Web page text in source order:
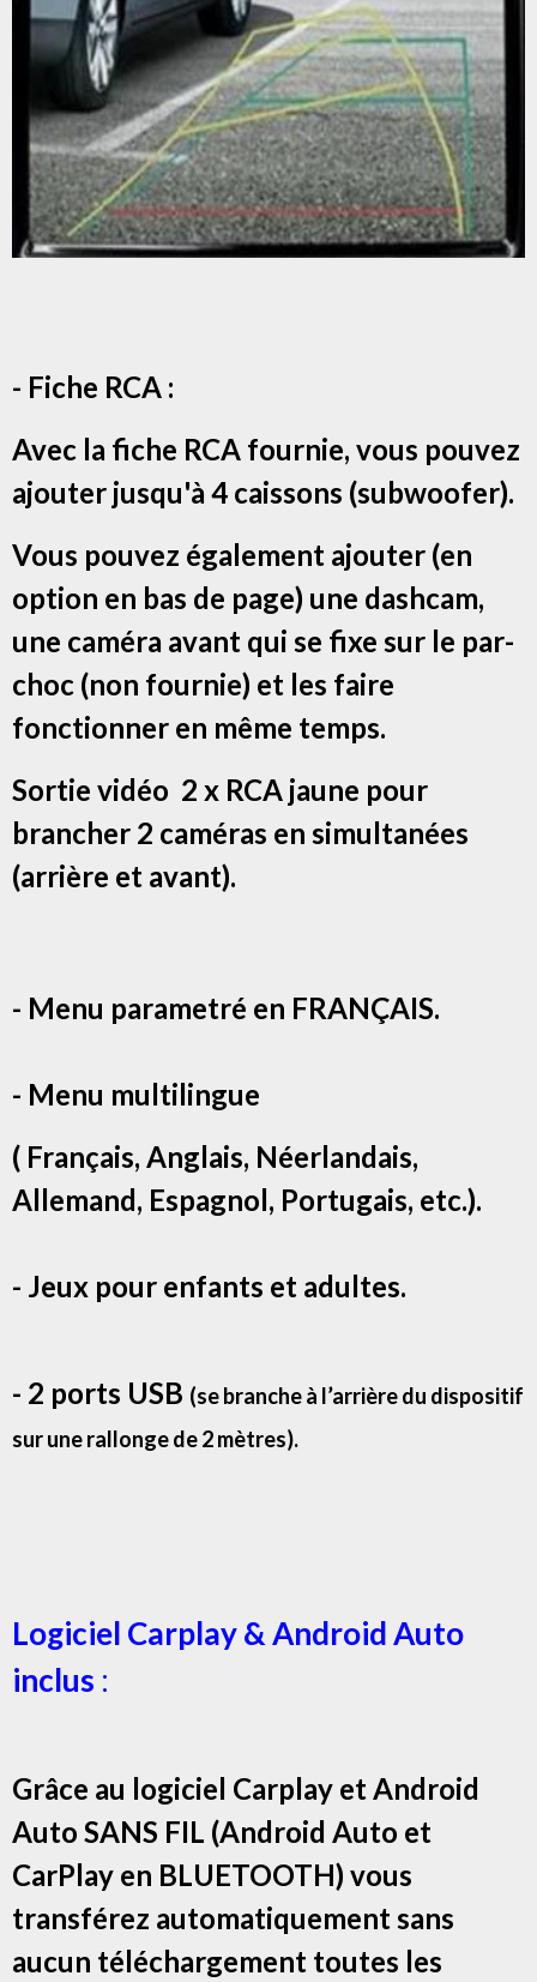
- Fiche RCA :
Avec la fiche RCA fournie, vous pouvez
ajouter jusqu'à 4 caissons (subwoofer).
Vous pouvez également ajouter (en
option en bas de page) une dashcam,
une caméra avant qui se fixe sur le par-
choc (non fournie) et les faire
fonctionner en même temps.
Sortie vidéo 2 x RCA jaune pour
brancher 2 caméras en simultanées
(arrière et avant).
- Menu parametré en FRANÇAIS.
- Menu multilingue
( Français, Anglais, Néerlandais,
Allemand, Espagnol, Portugais, etc.).
- Jeux pour enfants et adultes.
- 2 ports USB (se branche à l’arrière du dispositif
sur une rallonge de 2 mètres).
Logiciel Carplay & Android Auto
inclus :
Grâce au logiciel Carplay et Android
Auto SANS FIL (Android Auto et
CarPlay en BLUETOOTH) vous
transférez automatiquement sans
aucun téléchargement toutes les